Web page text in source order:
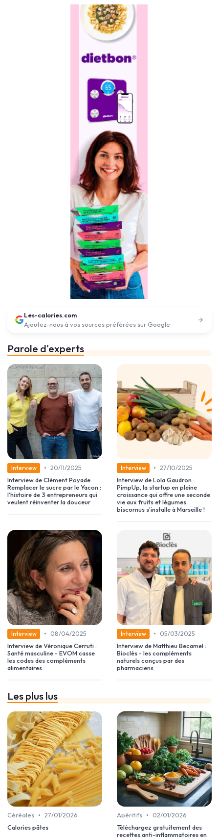
Les-calories.com
Ajoutez-nous à vos sources préférées sur Google
Parole d'experts
Interview • 20/11/2025
Interview de Clément Poyade.
Remplacer le sucre par le Yacon :
l’histoire de 3 entrepreneurs qui
veulent réinventer la douceur
Interview • 27/10/2025
Interview de Lola Gaudron :
PimpUp, la startup en pleine
croissance qui offre une seconde
vie aux fruits et légumes
biscornus s’installe à Marseille !
Interview •
08/04/2025
Interview de Véronique Cerruti :
Santé masculine - EVOM casse
les codes des compléments
alimentaires
Interview •
05/03/2025
Interview de Matthieu Becamel :
Bioclès - les compléments
naturels conçus par des
pharmaciens
Les plus lus
Céréales • 27/01/2026
Calories pâtes
Apéritifs •
02/01/2026
Téléchargez gratuitement des
recettes anti-inflammatoires en